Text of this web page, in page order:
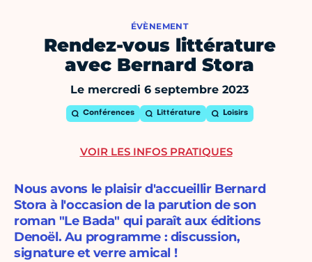
ÉVÈNEMENT
Rendez-vous littérature
avec Bernard Stora
Le mercredi 6 septembre 2023
Conférences Littérature Loisirs
Nous avons le plaisir d'accueillir Bernard
Stora à l'occasion de la parution de son
roman "Le Bada" qui paraît aux éditions
Denoël. Au programme : discussion,
signature et verre amical !
VOIR LES INFOS PRATIQUES